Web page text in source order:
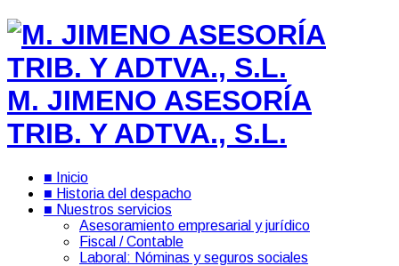
M. JIMENO ASESORÍA
TRIB. Y ADTVA., S.L.
■ Inicio
■ Historia del despacho
■ Nuestros servicios
Asesoramiento empresarial y jurídico
Fiscal / Contable
Laboral: Nóminas y seguros sociales